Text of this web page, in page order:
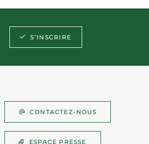
S’INSCRIRE
CONTACTEZ-NOUS
ESPACE PRESSE